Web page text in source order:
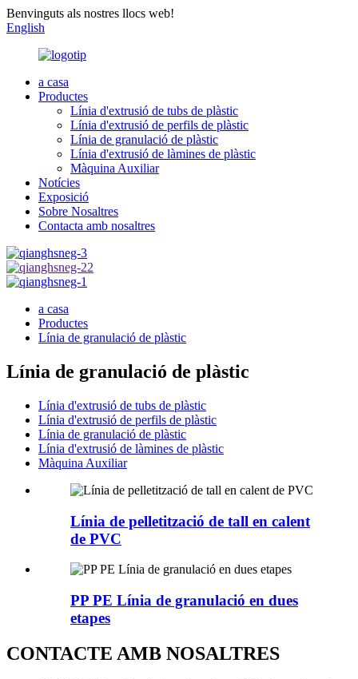
Benvinguts als nostres llocs web!
English
a casa
Productes
Línia d'extrusió de tubs de plàstic
Línia d'extrusió de perfils de plàstic
Línia de granulació de plàstic
Línia d'extrusió de làmines de plàstic
Màquina Auxiliar
Notícies
Exposició
Sobre Nosaltres
Contacta amb nosaltres
a casa
Productes
Línia de granulació de plàstic
Línia de granulació de plàstic
Línia d'extrusió de tubs de plàstic
Línia d'extrusió de perfils de plàstic
Línia de granulació de plàstic
Línia d'extrusió de làmines de plàstic
Màquina Auxiliar
Línia de pelletització de tall en calent
de PVC
PP PE Línia de granulació en dues
etapes
CONTACTE AMB NOSALTRES